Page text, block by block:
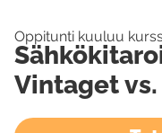
Oppitunti kuuluu
Vintaget